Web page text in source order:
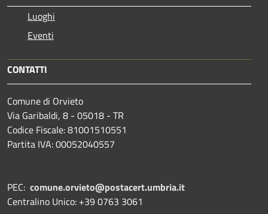
Luoghi
Eventi
CONTATTI
Comune di Orvieto
Via Garibaldi, 8 - 05018 - TR
Codice Fiscale: 81001510551
Partita IVA: 00052040557
PEC: comune.orvieto@postacert.umbria.it
Centralino Unico: +39 0763 3061